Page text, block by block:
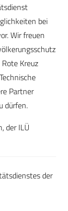
bei
Wir freuen
Kreuz
Partner
dürfen.
der ILÜ
der